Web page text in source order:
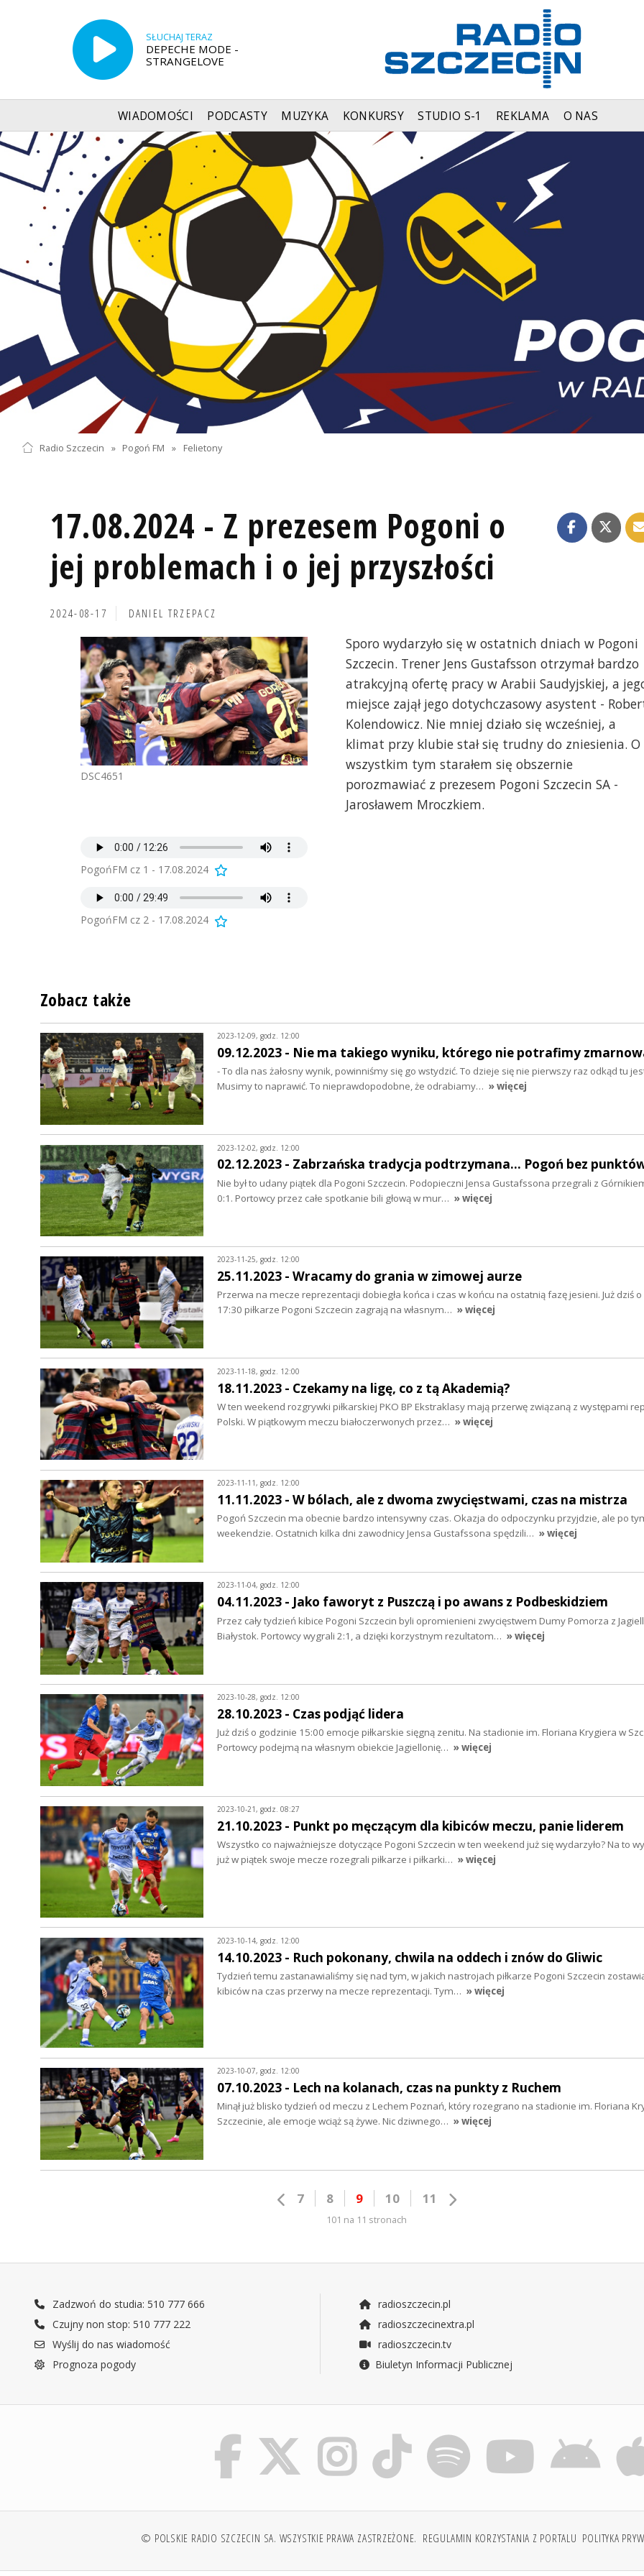
SŁUCHAJ TERAZ
DEPECHE MODE -
STRANGELOVE
WIADOMOŚCI PODCASTY MUZYKA KONKURSY STUDIO S-1 REKLAMA O NAS
Radio Szczecin » Pogoń FM » Felietony
17.08.2024 - Z prezesem Pogoni o
jej problemach i o jej przyszłości
2024-08-17 DANIEL TRZEPACZ
DSC4651
Sporo wydarzyło się w ostatnich dniach w Pogoni
Szczecin. Trener Jens Gustafsson otrzymał bardzo
atrakcyjną ofertę pracy w Arabii Saudyjskiej, a
miejsce zajął jego dotychczasowy asystent -
Kolendowicz. Nie mniej działo się wcześniej, a
klimat przy klubie stał się trudny do zniesienia. O
wszystkim tym starałem się obszernie
porozmawiać z prezesem Pogoni Szczecin SA -
Jarosławem Mroczkiem.
PogońFM cz 1 - 17.08.2024
PogońFM cz 2 - 17.08.2024
Zobacz także
2023-12-09, godz. 12:00
09.12.2023 - Nie ma takiego wyniku, którego nie potrafimy
- To dla nas żałosny wynik, powinniśmy się go wstydzić. To dzieje się nie pierwszy raz odkąd tu
Musimy to naprawić. To nieprawdopodobne, że odrabiamy… » więcej
2023-12-02, godz. 12:00
02.12.2023 - Zabrzańska tradycja podtrzymana... Pogoń bez
Nie był to udany piątek dla Pogoni Szczecin. Podopieczni Jensa Gustafssona przegrali z
0:1. Portowcy przez całe spotkanie bili głową w mur… » więcej
2023-11-25, godz. 12:00
25.11.2023 - Wracamy do grania w zimowej aurze
Przerwa na mecze reprezentacji dobiegła końca i czas w końcu na ostatnią fazę jesieni. Już dziś
17:30 piłkarze Pogoni Szczecin zagrają na własnym… » więcej
2023-11-18, godz. 12:00
18.11.2023 - Czekamy na ligę, co z tą Akademią?
W ten weekend rozgrywki piłkarskiej PKO BP Ekstraklasy mają przerwę związaną z występami
Polski. W piątkowym meczu białoczerwonych przez… » więcej
2023-11-11, godz. 12:00
11.11.2023 - W bólach, ale z dwoma zwycięstwami, czas na mistrza
Pogoń Szczecin ma obecnie bardzo intensywny czas. Okazja do odpoczynku przyjdzie, ale po
weekendzie. Ostatnich kilka dni zawodnicy Jensa Gustafssona spędzili… » więcej
2023-11-04, godz. 12:00
04.11.2023 - Jako faworyt z Puszczą i po awans z Podbeskidziem
Przez cały tydzień kibice Pogoni Szczecin byli opromienieni zwycięstwem Dumy Pomorza z
Białystok. Portowcy wygrali 2:1, a dzięki korzystnym rezultatom… » więcej
2023-10-28, godz. 12:00
28.10.2023 - Czas podjąć lidera
Już dziś o godzinie 15:00 emocje piłkarskie sięgną zenitu. Na stadionie im. Floriana Krygiera w
Portowcy podejmą na własnym obiekcie Jagiellonię… » więcej
2023-10-21, godz. 08:27
21.10.2023 - Punkt po męczącym dla kibiców meczu, panie liderem
Wszystko co najważniejsze dotyczące Pogoni Szczecin w ten weekend już się wydarzyło? Na to
już w piątek swoje mecze rozegrali piłkarze i piłkarki… » więcej
2023-10-14, godz. 12:00
14.10.2023 - Ruch pokonany, chwila na oddech i znów do Gliwic
Tydzień temu zastanawialiśmy się nad tym, w jakich nastrojach piłkarze Pogoni Szczecin
kibiców na czas przerwy na mecze reprezentacji. Tym… » więcej
2023-10-07, godz. 12:00
07.10.2023 - Lech na kolanach, czas na punkty z Ruchem
Minął już blisko tydzień od meczu z Lechem Poznań, który rozegrano na stadionie im. Floriana
Szczecinie, ale emocje wciąż są żywe. Nic dziwnego… » więcej
7 8 9 10 11
101 na 11 stronach
Zadzwoń do studia: 510 777 666
Czujny non stop: 510 777 222
Wyślij do nas wiadomość
Prognoza pogody
radioszczecin.pl
radioszczecinextra.pl
radioszczecin.tv
Biuletyn Informacji Publicznej
© POLSKIE RADIO SZCZECIN SA. WSZYSTKIE PRAWA ZASTRZEŻONE. REGULAMIN KORZYSTANIA Z PORTALU POLITYKA